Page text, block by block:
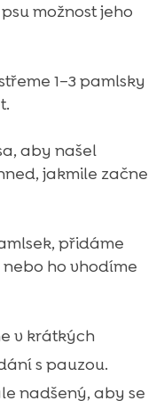
možnost jeho
1–3 pamlsky
aby našel
jakmile začne
přidáme
ho vhodíme
v krátkých
s pauzou.
nadšený, aby se